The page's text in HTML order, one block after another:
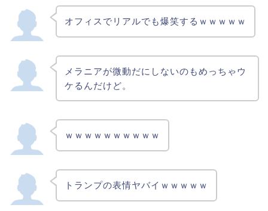
オフィスでリアルでも爆笑するｗｗｗｗｗ
メラニアが微動だにしないのもめっちゃウ
ケるんだけど。
ｗｗｗｗｗｗｗｗｗｗ
トランプの表情ヤバイｗｗｗｗｗ